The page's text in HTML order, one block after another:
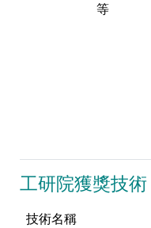
等
工研院獲獎技
技術名稱